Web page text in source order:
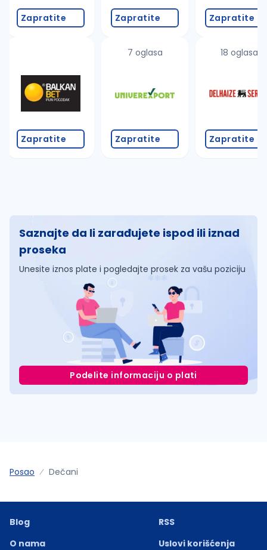
promenite odabrane filtere pretrage
Zapratite
Zapratite
Zapratite
7 oglasa
Zapratite
Zapratite
18 oglasa
Zapratite
Saznajte da li zarađujete ispod ili iznad
proseka
Unesite iznos plate i pogledajte prosek za vašu poziciju
Podelite informaciju o plati
Posao Dečani
Blog
O nama
RSS
Uslovi korišćenja